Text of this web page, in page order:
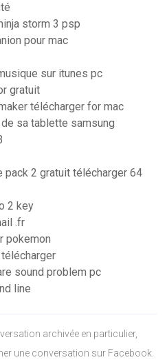
storm 3 psp
pour mac
sur itunes pc
gratuit
télécharger for mac
sa tablette samsung
2 gratuit télécharger 64
2 key
.fr
pokemon
sound problem pc
line
archivée en particulier,
une conversation sur Facebook.